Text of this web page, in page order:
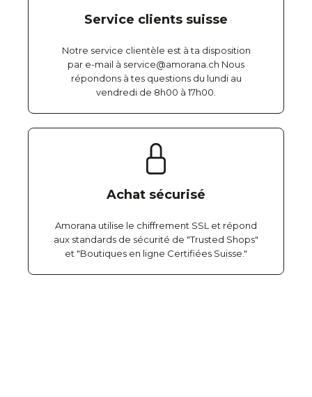
Service clients suisse
Notre service clientèle est à ta disposition
par e-mail à service@amorana.ch Nous
répondons à tes questions du lundi au
vendredi de 8h00 à 17h00.
Achat sécurisé
Amorana utilise le chiffrement SSL et répond
aux standards de sécurité de "Trusted Shops"
et "Boutiques en ligne Certifiées Suisse."